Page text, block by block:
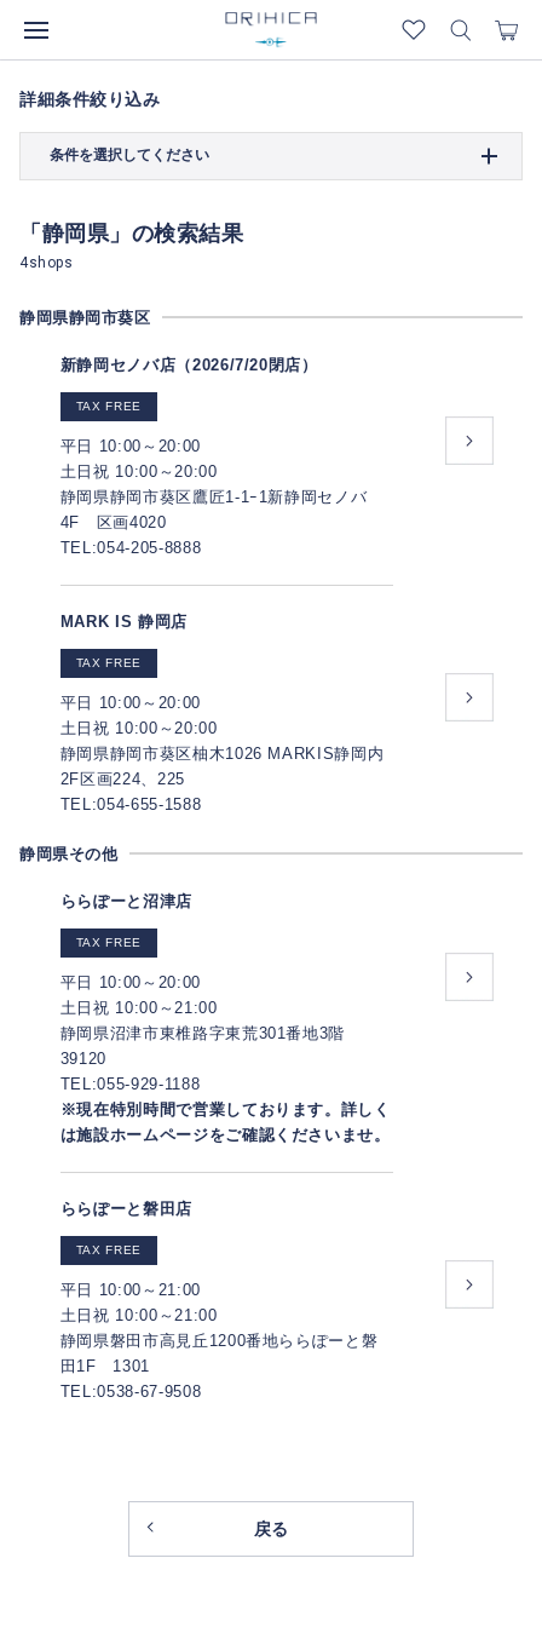
詳細条件絞り込み
条件を選択してください
「静岡県」の検索結果
4shops
静岡県静岡市葵区
新静岡セノバ店（2026/7/20閉店）
TAX FREE
平日 10:00～20:00
土日祝 10:00～20:00
静岡県静岡市葵区鷹匠1-1ｰ1新静岡セノバ
4F 区画4020
TEL:054-205-8888
MARK IS 静岡店
TAX FREE
平日 10:00～20:00
土日祝 10:00～20:00
静岡県静岡市葵区柚木1026 MARKIS静岡内
2F区画224、225
TEL:054-655-1588
静岡県その他
ららぽーと沼津店
TAX FREE
平日 10:00～20:00
土日祝 10:00～21:00
静岡県沼津市東椎路字東荒301番地3階
39120
TEL:055-929-1188
※現在特別時間で営業しております。詳しく
は施設ホームページをご確認くださいませ。
ららぽーと磐田店
TAX FREE
平日 10:00～21:00
土日祝 10:00～21:00
静岡県磐田市高見丘1200番地ららぽーと磐
田1F 1301
TEL:0538-67-9508
戻る